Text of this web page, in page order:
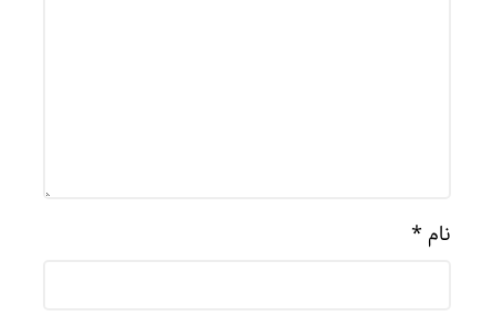
نام *